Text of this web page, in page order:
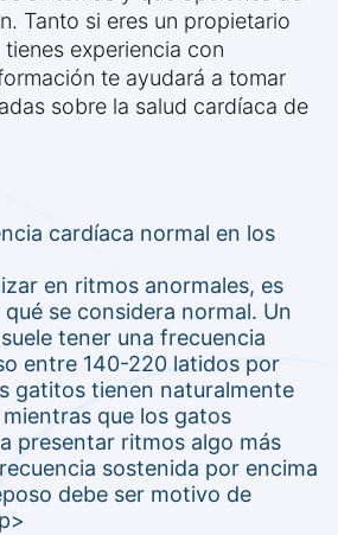
Tanto si eres un propietario
experiencia con
te ayudará a tomar
sobre la salud cardíaca de
cardíaca normal en los
en ritmos anormales, es
se considera normal. Un
tener una frecuencia
entre 140-220 latidos por
gatitos tienen naturalmente
que los gatos
presentar ritmos algo más
sostenida por encima
debe ser motivo de